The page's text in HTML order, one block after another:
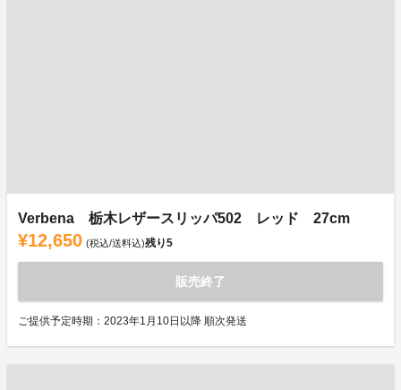
Verbena 栃木レザースリッパ502 レッド 27cm
¥12,650 (税込/送料込)残り5
販売終了
ご提供予定時期：2023年1月10日以降 順次発送